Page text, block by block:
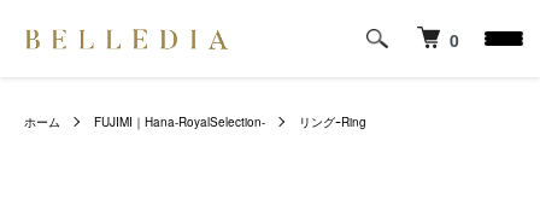
0
ホーム FUJIMI｜Hana-RoyalSelection- リングｰRing